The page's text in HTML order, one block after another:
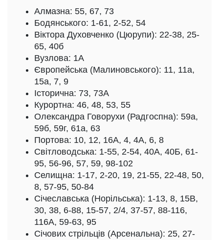
Алмазна: 55, 67, 73
Бодянського: 1-61, 2-52, 54
Віктора Духовченко (Цюрупи): 22-38, 25-
65, 40б
Вузлова: 1А
Європейська (Малиновського): 11, 11а,
15а, 7, 9
Історична: 73, 73А
Курортна: 46, 48, 53, 55
Олександра Говорухи (Радгоспна): 59а,
59б, 59г, 61а, 63
Портова: 10, 12, 16А, 4, 4А, 6, 8
Світловодська: 1-55, 2-54, 40А, 40Б, 61-
95, 56-96, 57, 59, 98-102
Селищна: 1-17, 2-20, 19, 21-55, 22-48, 50,
8, 57-95, 50-84
Січеславська (Норільська): 1-13, 8, 15В,
30, 38, 6-88, 15-57, 2/4, 37-57, 88-116,
116А, 59-63, 95
Січових стрільців (Арсенальна): 25, 27-